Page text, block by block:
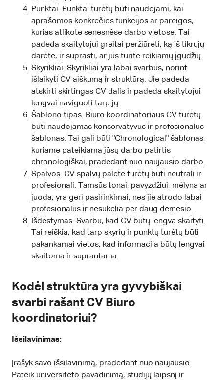
Punktai: Punktai turėtų būti naudojami, kai
aprašomos konkrečios funkcijos ar pareigos,
kurias atlikote senesnėse darbo vietose. Tai
padeda skaitytojui greitai peržiūrėti, ką iš tikrųjų
darėte, ir suprasti, ar jūs turite reikiamų įgūdžių.
Skyrikliai: Skyrikliai yra labai svarbūs, norint
išlaikyti CV aiškumą ir struktūrą. Jie padeda
atskirti skirtingas CV dalis ir padeda skaitytojui
lengvai naviguoti tarp jų.
Šablono tipas: Biuro koordinatoriaus CV turėtų
būti naudojamas konservatyvus ir profesionalus
šablonas. Tai gali būti "Chronological" šablonas,
kuriame pateikiama jūsų darbo patirtis
chronologiškai, pradedant nuo naujausio darbo.
Spalvos: CV spalvų paletė turėtų būti neutrali ir
profesionali. Tamsūs tonai, pavyzdžiui, mėlyna ar
juoda, yra geri pasirinkimai, nes jie atrodo labai
profesionalūs ir nesukelia per daug dėmesio.
Išdėstymas: Svarbu, kad CV būtų lengva skaityti.
Tai reiškia, kad tarp skyrių ir punktų turėtų būti
pakankamai vietos, kad informacija būtų lengvai
skaitoma ir suprantama.
Kodėl struktūra yra gyvybiškai
svarbi rašant CV Biuro
koordinatoriui?
Išsilavinimas:
Įrašyk savo išsilavinimą, pradedant nuo naujausio.
Pateik universiteto pavadinimą, studijų laipsnį ir